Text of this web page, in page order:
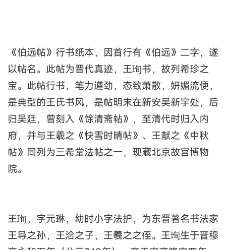
《伯远帖》行书纸本，因首行有《伯远》二字，遂
以帖名。此帖为晋代真迹，王珣书，故列希珍之
宝。此帖行书，笔力遒劲，态致萧散，妍媚流便，
是典型的王氏书风，是帖明末在新安吴新宇处，后
归吴廷，曾刻入《馀清斋帖》，至清代时归入内
府，并与王羲之《快雪时晴帖》、王献之《中秋
帖》同列为三希堂法帖之一，现藏北京故宫博物
院。
王珣，字元琳，幼时小字法护，为东晋著名书法家
王导之孙，王洽之子，王羲之之侄。王珣生于晋穆